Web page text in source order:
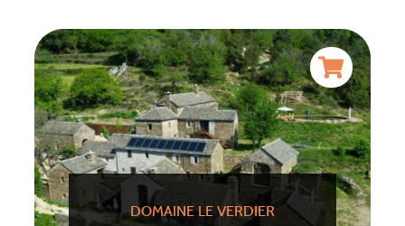
DOMAINE LE VERDIER